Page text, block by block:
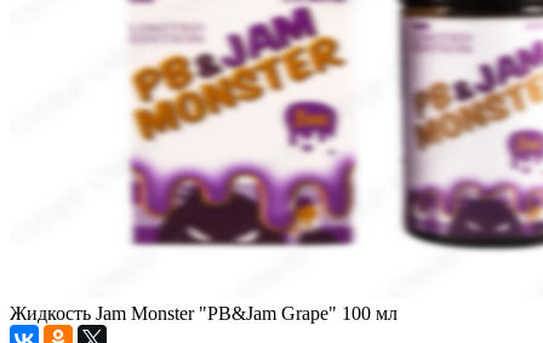
Жидкость Jam Monster "PB&Jam Grape" 100 мл